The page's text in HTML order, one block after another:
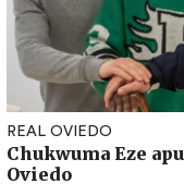
REAL OVIEDO
Chukwuma Eze
Oviedo